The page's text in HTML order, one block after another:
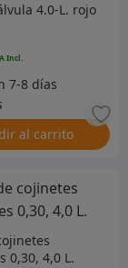
4.0-L. rojo
al carrito
0,30, 4,0 L.